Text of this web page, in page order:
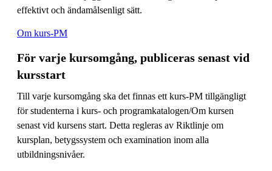
effektivt och ändamålsenligt sätt.
Om kurs-PM
För varje kursomgång, publiceras senast vid
kursstart
Till varje kursomgång ska det finnas ett kurs-PM tillgängligt
för studenterna i kurs- och programkatalogen/Om kursen
senast vid kursens start. Detta regleras av Riktlinje om
kursplan, betygssystem och examination inom alla
utbildningsnivåer.